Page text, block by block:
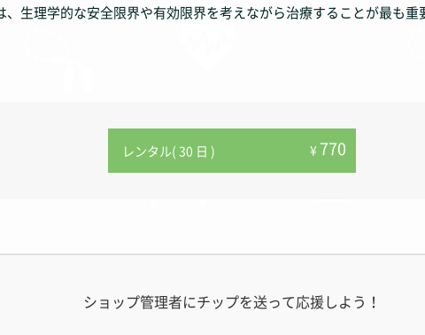
生理学的な安全限界や有効限界を考えながら治療することが最も
レンタル( 30 日 ) ¥ 770
ショップ管理者にチップを送って応援しよう！